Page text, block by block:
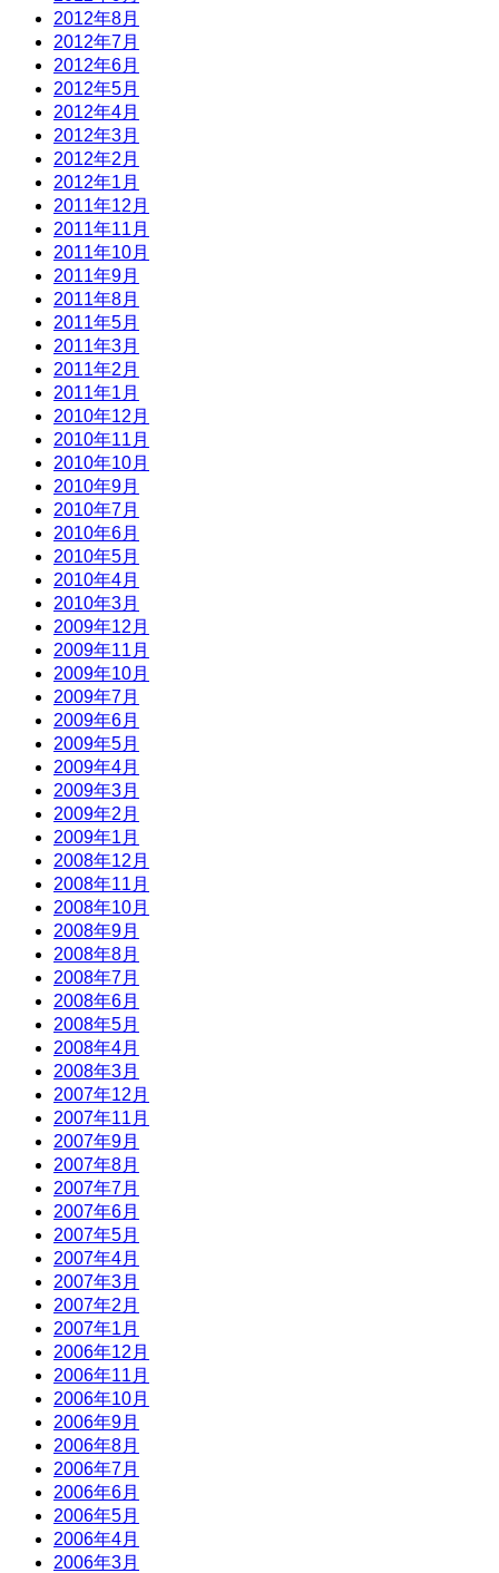
2012年8月
2012年7月
2012年6月
2012年5月
2012年4月
2012年3月
2012年2月
2012年1月
2011年12月
2011年11月
2011年10月
2011年9月
2011年8月
2011年5月
2011年3月
2011年2月
2011年1月
2010年12月
2010年11月
2010年10月
2010年9月
2010年7月
2010年6月
2010年5月
2010年4月
2010年3月
2009年12月
2009年11月
2009年10月
2009年7月
2009年6月
2009年5月
2009年4月
2009年3月
2009年2月
2009年1月
2008年12月
2008年11月
2008年10月
2008年9月
2008年8月
2008年7月
2008年6月
2008年5月
2008年4月
2008年3月
2007年12月
2007年11月
2007年9月
2007年8月
2007年7月
2007年6月
2007年5月
2007年4月
2007年3月
2007年2月
2007年1月
2006年12月
2006年11月
2006年10月
2006年9月
2006年8月
2006年7月
2006年6月
2006年5月
2006年4月
2006年3月